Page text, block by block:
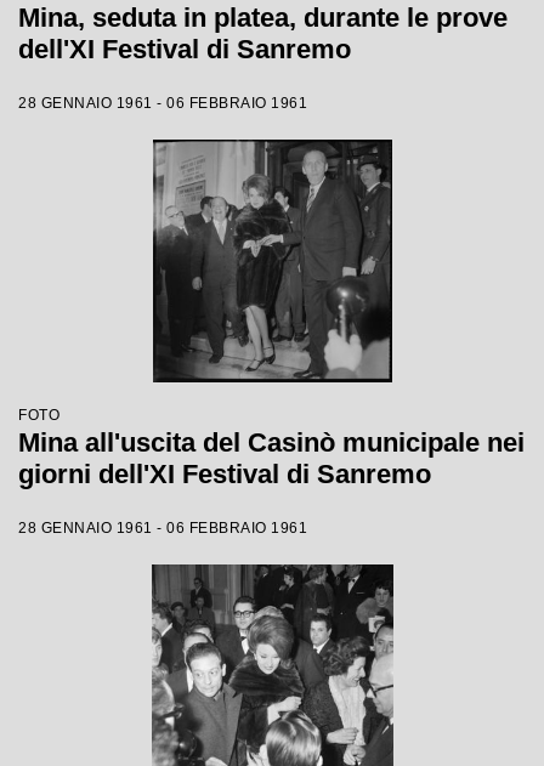
Mina, seduta in platea, durante le prove
dell'XI Festival di Sanremo
28 GENNAIO 1961 - 06 FEBBRAIO 1961
FOTO
Mina all'uscita del Casinò municipale nei
giorni dell'XI Festival di Sanremo
28 GENNAIO 1961 - 06 FEBBRAIO 1961